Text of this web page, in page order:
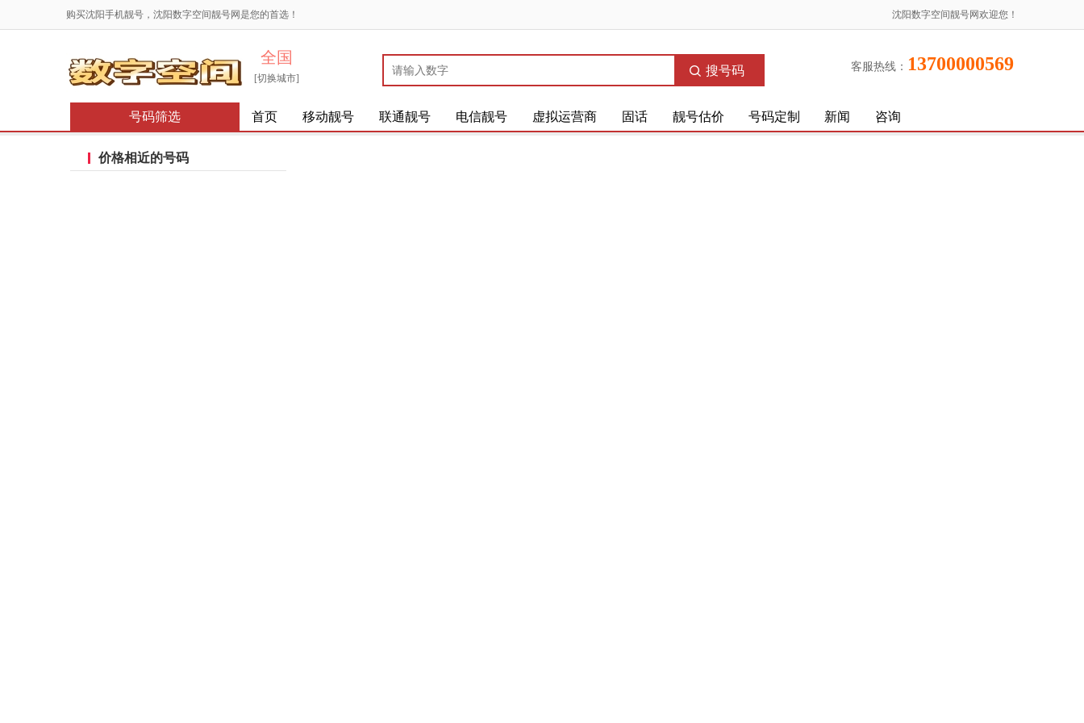
沈阳数字空间靓号网欢迎您！
购买沈阳手机靓号，沈阳数字空间靓号网是您的首选！
全国
[切换城市]
搜号码 客服热线： 13700000569
号码筛选 首页 移动靓号 联通靓号 电信靓号 虚拟运营商 固话 靓号估价 号码定制 新闻 咨询
价格相近的号码